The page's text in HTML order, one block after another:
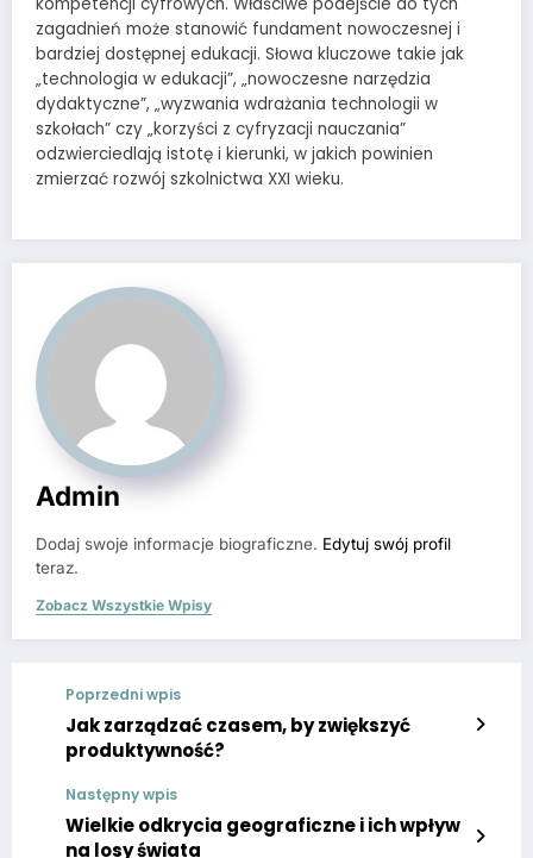
kompetencji cyfrowych. Właściwe podejście do tych
zagadnień może stanowić fundament nowoczesnej i
bardziej dostępnej edukacji. Słowa kluczowe takie jak
„technologia w edukacji”, „nowoczesne narzędzia
dydaktyczne”, „wyzwania wdrażania technologii w
szkołach” czy „korzyści z cyfryzacji nauczania”
odzwierciedlają istotę i kierunki, w jakich powinien
zmierzać rozwój szkolnictwa XXI wieku.
Admin
Dodaj swoje informacje biograficzne. Edytuj swój profil
teraz.
Zobacz Wszystkie Wpisy
Poprzedni wpis
Jak zarządzać czasem, by zwiększyć
produktywność?
Następny wpis
Wielkie odkrycia geograficzne i ich wpływ
na losy świata